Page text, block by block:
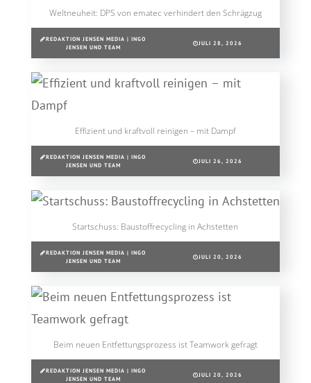
Weltneuheit: DPS von ematec verhindert den Schrägzug
REDAKTION JENSEN MEDIA | INGO
JENSEN UND TEAM
JULI 28, 2026
Effizient und kraftvoll reinigen – mit Dampf
REDAKTION JENSEN MEDIA | INGO
JENSEN UND TEAM
JULI 26, 2026
Startschuss: Baustoffrecycling in Achstetten
REDAKTION JENSEN MEDIA | INGO
JENSEN UND TEAM
JULI 20, 2026
Beim neuen Entfettungsprozess ist Teamwork gefragt
REDAKTION JENSEN MEDIA | INGO
JENSEN UND TEAM
JULI 20, 2026